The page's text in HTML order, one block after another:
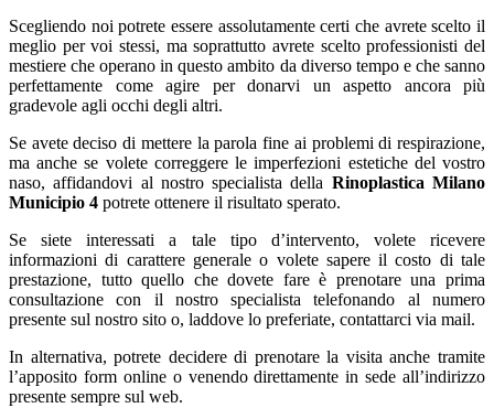
Scegliendo noi potrete essere assolutamente certi che avrete scelto il
meglio per voi stessi, ma soprattutto avrete scelto professionisti del
mestiere che operano in questo ambito da diverso tempo e che sanno
perfettamente come agire per donarvi un aspetto ancora più
gradevole agli occhi degli altri.
Se avete deciso di mettere la parola fine ai problemi di respirazione,
ma anche se volete correggere le imperfezioni estetiche del vostro
naso, affidandovi al nostro specialista della Rinoplastica Milano
Municipio 4 potrete ottenere il risultato sperato.
Se siete interessati a tale tipo d’intervento, volete ricevere
informazioni di carattere generale o volete sapere il costo di tale
prestazione, tutto quello che dovete fare è prenotare una prima
consultazione con il nostro specialista telefonando al numero
presente sul nostro sito o, laddove lo preferiate, contattarci via mail.
In alternativa, potrete decidere di prenotare la visita anche tramite
l’apposito form online o venendo direttamente in sede all’indirizzo
presente sempre sul web.